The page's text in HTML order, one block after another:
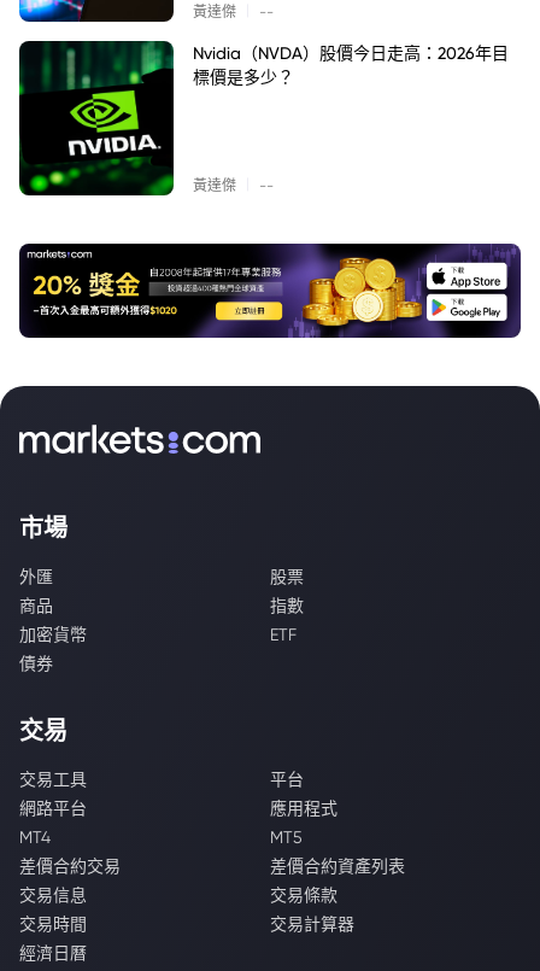
黃達傑 --
Nvidia（NVDA）股價今日走高：2026年目
標價是多少？
黃達傑 --
市場
外匯
股票
商品
指數
加密貨幣
ETF
債券
交易
交易工具
平台
網路平台
應用程式
MT4
MT5
差價合約交易
差價合約資產列表
交易信息
交易條款
交易時間
交易計算器
經濟日曆